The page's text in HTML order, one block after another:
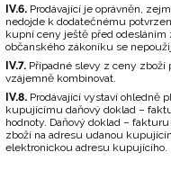
IV.6. Prodávající je oprávněn,
nedojde k dodatečnému
kupní ceny ještě před odesláním
občanského zákoníku se
IV.7. Případné slevy z ceny
vzájemně kombinovat.
IV.8. Prodávající vystaví ohledně
kupujícímu daňový doklad –
hodnoty. Daňový doklad –
zboží na adresu udanou
elektronickou adresu kupujícího.